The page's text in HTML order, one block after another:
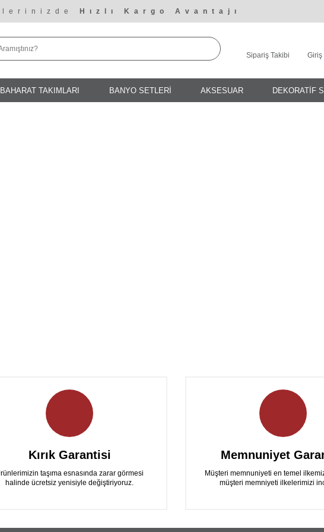
Hızlı Kargo Avantajı
Sipariş Takibi Giriş
BAHARAT TAKIMLARI BANYO SETLERİ AKSESUAR DEKORATİF
Kırık Garantisi
taşıma esnasında zarar görmesi
halinde ücretsiz yenisiyle değiştiriyoruz.
Memnuniyet
Müşteri memnuniyeti en temel
müşteri memniyeti ilkelerimizi